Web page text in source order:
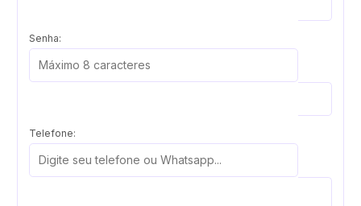
Senha:
Telefone: